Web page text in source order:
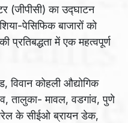
(जीपीसी) का उद्घाटन
पेसिफिक बाजारों को
प्रतिबद्धता में एक महत्वपूर्ण
विवान कोहली औद्योगिक
तालुका- मावल, वडगांव, पुणे
के सीईओ ब्रायन डेक,